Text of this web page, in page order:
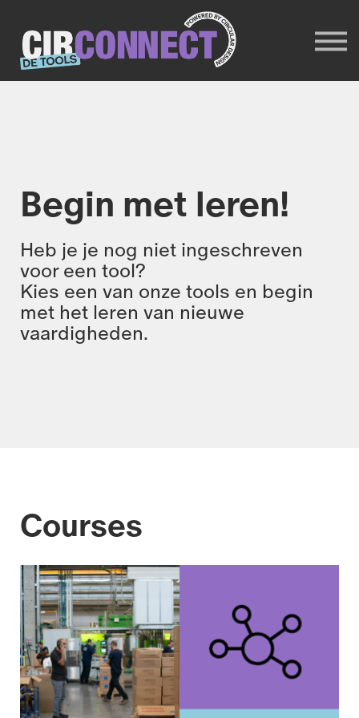
Trainers
Circonnect website
INLOGGEN
Meld je aan
Begin met leren!
Heb je je nog niet ingeschreven
voor een tool?
Kies een van onze tools en begin
met het leren van nieuwe
vaardigheden.
Courses